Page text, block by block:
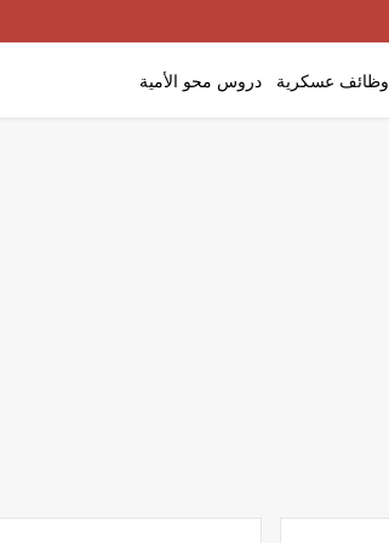
وظائف عسكرية دروس محو الأمية